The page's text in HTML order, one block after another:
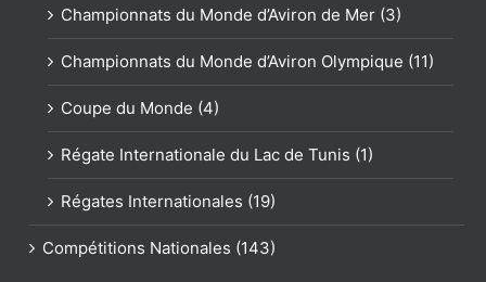
Championnats du Monde d’Aviron de Mer (3)
Championnats du Monde d’Aviron Olympique (11)
Coupe du Monde (4)
Régate Internationale du Lac de Tunis (1)
Régates Internationales (19)
Compétitions Nationales (143)